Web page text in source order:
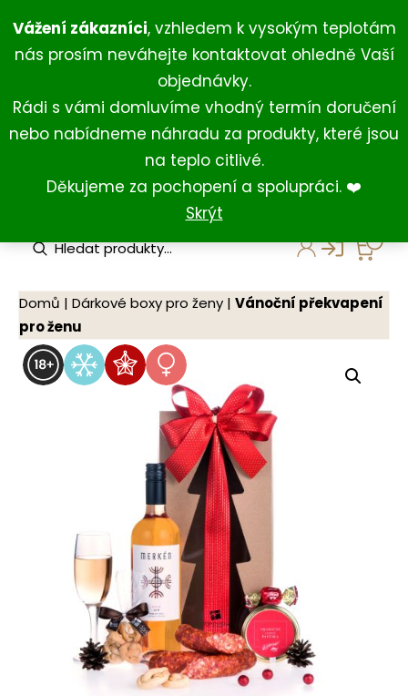
Vážení zákazníci, vzhledem k vysokým teplotám
nás prosím neváhejte kontaktovat ohledně Vaší
objednávky.
Rádi s vámi domluvíme vhodný termín doručení
nebo nabídneme náhradu za produkty, které jsou
na teplo citlivé.
Děkujeme za pochopení a spolupráci. ❤️
Skrýt
na
obsah
+420 734 429 111 (Po-Ne 8:00-18:00)
+420 731 127 211 (For English)
u
c
t
s
s
e
Domů | Dárkové boxy pro ženy | Vánoční překvapení
pro ženu